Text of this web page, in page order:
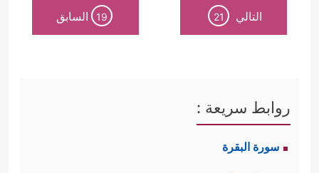
التالي 21
19 السابق
روابط سريعة :
سورة البقرة